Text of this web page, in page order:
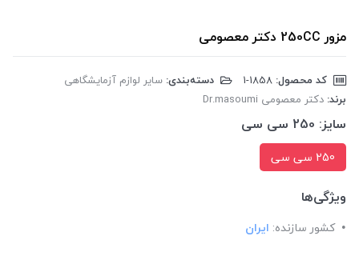
مزور 250CC دکتر معصومی
کد محصول: دسته‌بندی: سایر لوازم آزمایشگاهی
برند: دکتر معصومی Dr.masoumi
سایز: 250 سی سی
250 سی سی
ویژگی‌ها
کشور سازنده: ایران